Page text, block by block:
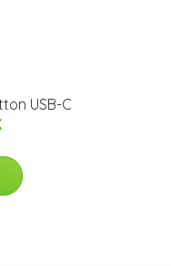
USB-C